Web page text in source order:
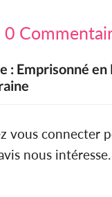
0
: Emprisonné
vous connecter
nous intéresse.